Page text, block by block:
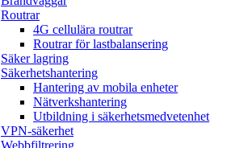
Routrar
4G cellulära routrar
Routrar för lastbalansering
Säker lagring
Säkerhetshantering
Hantering av mobila enheter
Nätverkshantering
Utbildning i säkerhetsmedvetenhet
VPN-säkerhet
Webbfiltrering